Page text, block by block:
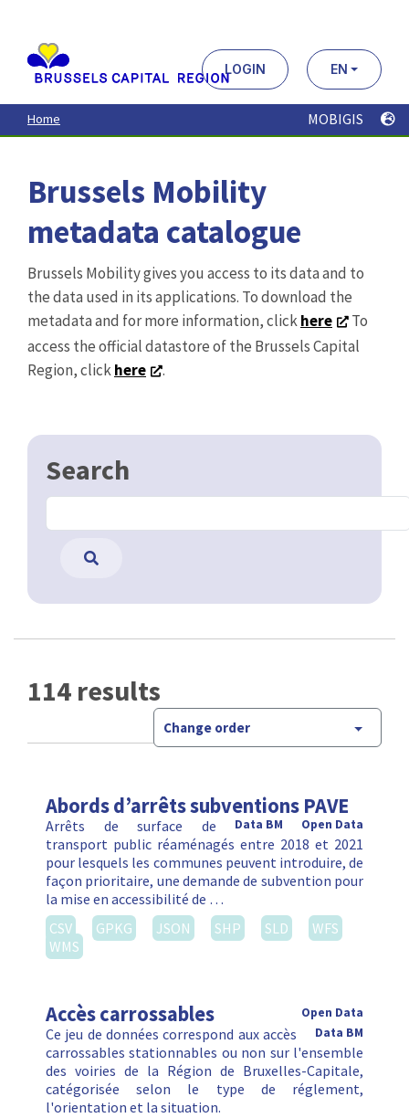
contenu
principal
LOGIN EN
Home MOBIGIS
Brussels Mobility
metadata catalogue
Brussels Mobility gives you access to its data and to
the data used in its applications. To download the
metadata and for more information, clickhere
To
access the official datastore of the Brussels Capital
Region, clickhere .
Search
114 results
Change order
Abords d’arrêts subventions PAVE
Open Data
Data BM
Arrêts de surface de
transport public réaménagés entre 2018 et 2021
pour lesquels les communes peuvent introduire, de
façon prioritaire, une demande de subvention pour
la mise en accessibilité de …
CSV
GPKG JSON SHP SLD
WFS
WMS
Accès carrossables
Open Data
Data BM
Ce jeu de données correspond aux accès
carrossables stationnables ou non sur l'ensemble
des voiries de la Région de Bruxelles-Capitale,
catégorisée selon le type de réglement,
l'orientation et la situation.